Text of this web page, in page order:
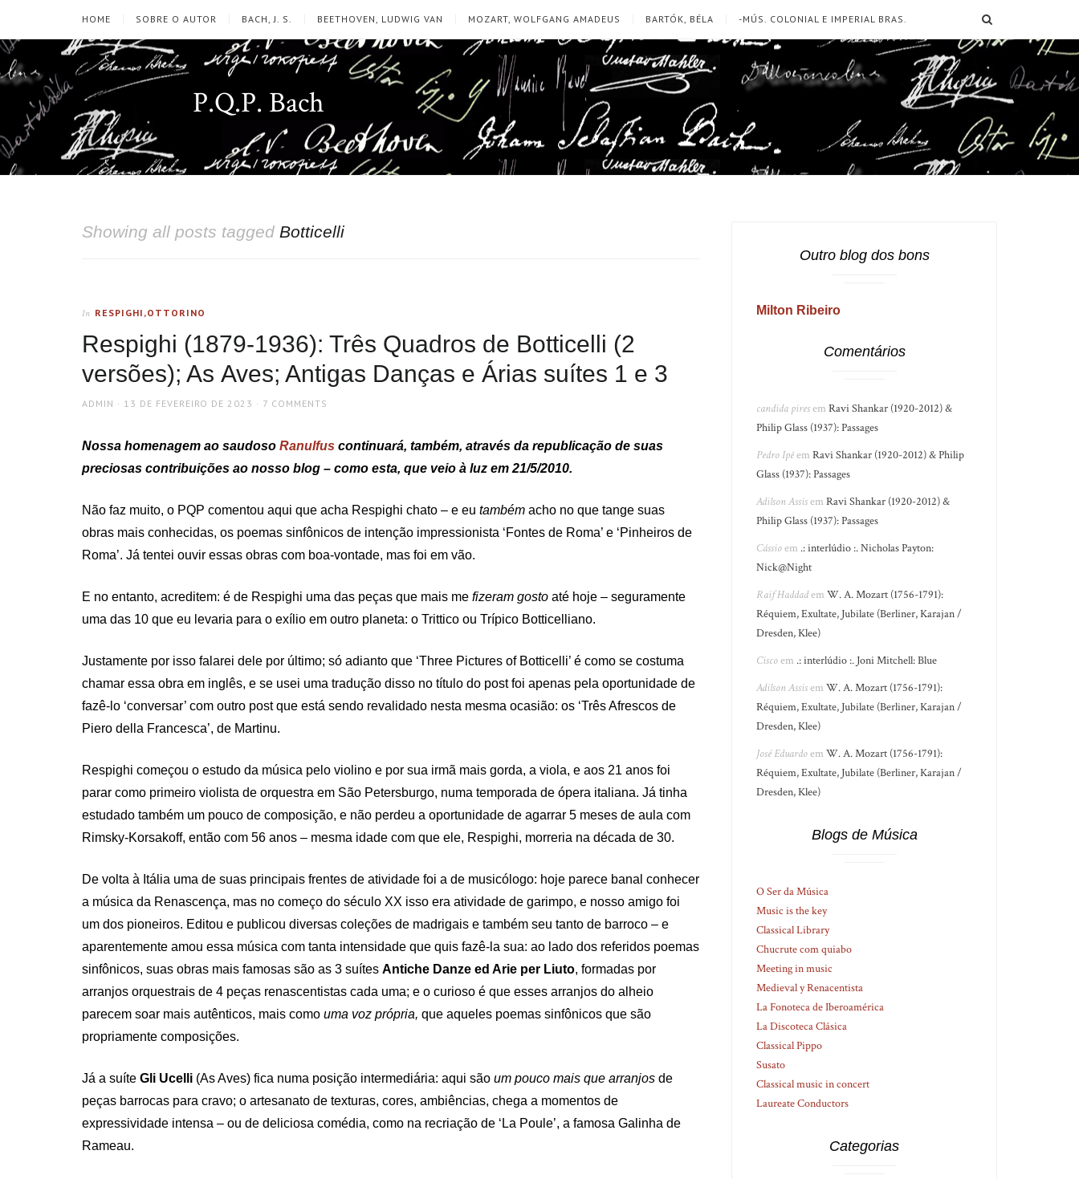
HOME SOBRE O AUTOR BACH, J. S. BEETHOVEN, LUDWIG VAN MOZART, WOLFGANG AMADEUS BARTÓK, BÉLA -MÚS. COLONIAL E IMPERIAL BRAS.
P.Q.P. Bach
Showing all posts tagged Botticelli
In RESPIGHI,OTTORINO
Respighi (1879-1936): Três Quadros de Botticelli (2
versões); As Aves; Antigas Danças e Árias suítes 1 e 3
AUTHOR
ADMIN
POSTED
13 DE FEVEREIRO DE 2023 7 COMMENTS
Nossa homenagem ao saudoso Ranulfus continuará, também, através da republicação de suas
preciosas contribuições ao nosso blog – como esta, que veio à luz em 21/5/2010.
Não faz muito, o PQP comentou aqui que acha Respighi chato – e eu também acho no que tange suas
obras mais conhecidas, os poemas sinfônicos de intenção impressionista ‘Fontes de Roma’ e ‘Pinheiros de
Roma’. Já tentei ouvir essas obras com boa-vontade, mas foi em vão.
E no entanto, acreditem: é de Respighi uma das peças que mais me fizeram gosto até hoje – seguramente
uma das 10 que eu levaria para o exílio em outro planeta: o Trittico ou Trípico Botticelliano.
Justamente por isso falarei dele por último; só adianto que ‘Three Pictures of Botticelli’ é como se costuma
chamar essa obra em inglês, e se usei uma tradução disso no título do post foi apenas pela oportunidade de
fazê-lo ‘conversar’ com outro post que está sendo revalidado nesta mesma ocasião: os ‘Três Afrescos de
Piero della Francesca’, de Martinu.
Respighi começou o estudo da música pelo violino e por sua irmã mais gorda, a viola, e aos 21 anos foi
parar como primeiro violista de orquestra em São Petersburgo, numa temporada de ópera italiana. Já tinha
estudado também um pouco de composição, e não perdeu a oportunidade de agarrar 5 meses de aula com
Rimsky-Korsakoff, então com 56 anos – mesma idade com que ele, Respighi, morreria na década de 30.
De volta à Itália uma de suas principais frentes de atividade foi a de musicólogo: hoje parece banal conhecer
a música da Renascença, mas no começo do século XX isso era atividade de garimpo, e nosso amigo foi
um dos pioneiros. Editou e publicou diversas coleções de madrigais e também seu tanto de barroco – e
aparentemente amou essa música com tanta intensidade que quis fazê-la sua: ao lado dos referidos poemas
sinfônicos, suas obras mais famosas são as 3 suítes Antiche Danze ed Arie per Liuto, formadas por
arranjos orquestrais de 4 peças renascentistas cada uma; e o curioso é que esses arranjos do alheio
parecem soar mais autênticos, mais como uma voz própria, que aqueles poemas sinfônicos que são
propriamente composições.
Já a suíte Gli Ucelli (As Aves) fica numa posição intermediária: aqui são um pouco mais que arranjos de
peças barrocas para cravo; o artesanato de texturas, cores, ambiências, chega a momentos de
expressividade intensa – ou de deliciosa comédia, como na recriação de ‘La Poule’, a famosa Galinha de
Rameau.
Outro blog dos bons
Milton Ribeiro
Comentários
candida piresemRavi Shankar (1920-2012) &
Philip Glass (1937): Passages
Pedro IpêemRavi Shankar (1920-2012) & Philip
Glass (1937): Passages
Adilson AssisemRavi Shankar (1920-2012) &
Philip Glass (1937): Passages
Cássioem .: interlúdio :. Nicholas Payton:
Nick@Night
Raif HaddademW. A. Mozart (1756-1791):
Réquiem, Exultate, Jubilate (Berliner, Karajan /
Dresden, Klee)
Ciscoem .: interlúdio :. Joni Mitchell: Blue
Adilson AssisemW. A. Mozart (1756-1791):
Réquiem, Exultate, Jubilate (Berliner, Karajan /
Dresden, Klee)
José EduardoemW. A. Mozart (1756-1791):
Réquiem, Exultate, Jubilate (Berliner, Karajan /
Dresden, Klee)
Blogs de Música
O Ser da Música
Music is the key
Classical Library
Chucrute com quiabo
Meeting in music
Medieval y Renacentista
La Fonoteca de Iberoamérica
La Discoteca Clásica
Classical Pippo
Susato
Classical music in concert
Laureate Conductors
Categorias